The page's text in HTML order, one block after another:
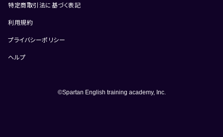
特定商取引法に基づく表記
利用規約
プライバシーポリシー
ヘルプ
©Spartan English training academy, Inc.